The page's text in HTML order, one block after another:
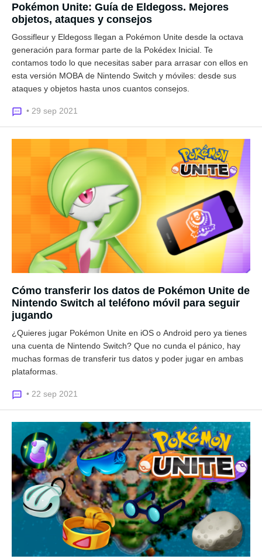
Pokémon Unite: Guía de Eldegoss. Mejores
objetos, ataques y consejos
Gossifleur y Eldegoss llegan a Pokémon Unite desde la octava
generación para formar parte de la Pokédex Inicial. Te
contamos todo lo que necesitas saber para arrasar con ellos en
esta versión MOBA de Nintendo Switch y móviles: desde sus
ataques y objetos hasta unos cuantos consejos.
• 29 sep 2021
Cómo transferir los datos de Pokémon Unite de
Nintendo Switch al teléfono móvil para seguir
jugando
¿Quieres jugar Pokémon Unite en iOS o Android pero ya tienes
una cuenta de Nintendo Switch? Que no cunda el pánico, hay
muchas formas de transferir tus datos y poder jugar en ambas
plataformas.
• 22 sep 2021